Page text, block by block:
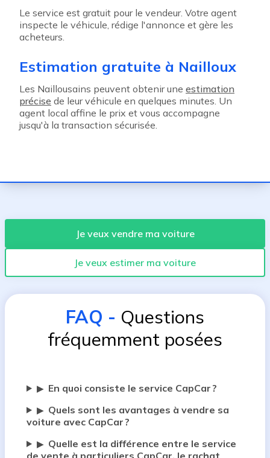
Le service est gratuit pour le vendeur. Votre agent
inspecte le véhicule, rédige l'annonce et gère les
acheteurs.
Estimation gratuite à Nailloux
Les Naillousains peuvent obtenir une estimation
précise de leur véhicule en quelques minutes. Un
agent local affine le prix et vous accompagne
jusqu'à la transaction sécurisée.
Je veux vendre ma voiture
Je veux estimer ma voiture
FAQ - Questions
fréquemment posées
▶ En quoi consiste le service CapCar ?
▶ Quels sont les avantages à vendre sa
voiture avec CapCar ?
▶ Quelle est la différence entre le service
de vente à particuliers CapCar, le rachat